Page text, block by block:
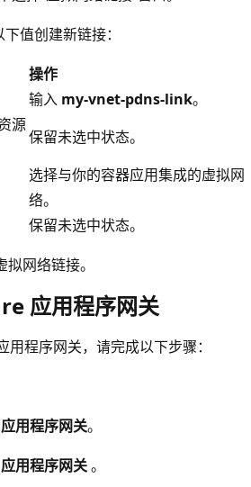
值创建新链接：
操作
输入 my-vnet-pdns-link。
源
保留未选中状态。
选择与你的容器应用集成的虚拟网
络。
保留未选中状态。
网络链接。
应用程序网关
程序网关，请完成以下步骤：
应用程序网关。
应用程序网关。